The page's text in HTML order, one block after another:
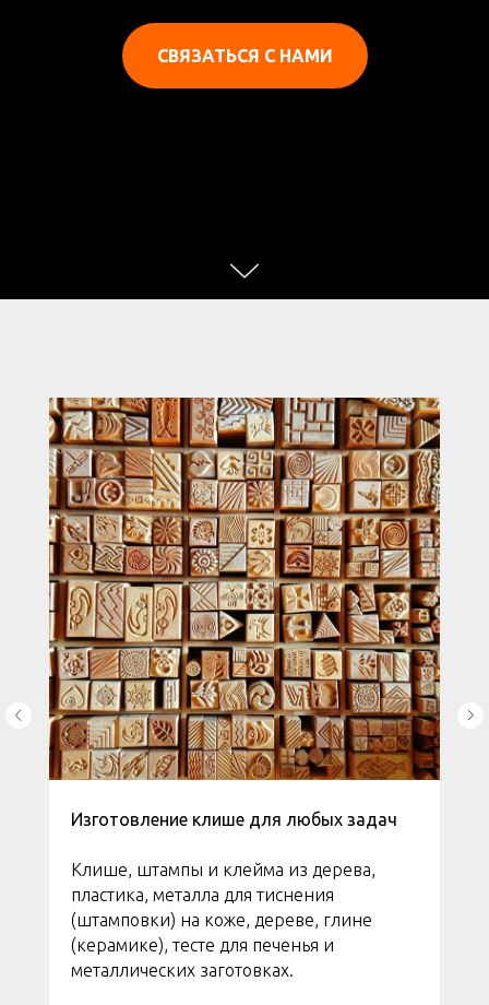
СВЯЗАТЬСЯ С НАМИ
Изготовление клише для любых задач
Клише, штампы и клейма из дерева,
пластика, металла для тиснения
(штамповки) на коже, дереве, глине
(керамике), тесте для печенья и
металлических заготовках.